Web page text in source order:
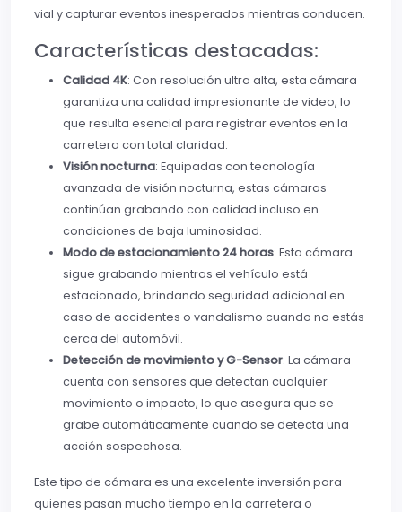
vial y capturar eventos inesperados mientras conducen.
Características destacadas:
Calidad 4K: Con resolución ultra alta, esta cámara
garantiza una calidad impresionante de video, lo
que resulta esencial para registrar eventos en la
carretera con total claridad.
Visión nocturna: Equipadas con tecnología
avanzada de visión nocturna, estas cámaras
continúan grabando con calidad incluso en
condiciones de baja luminosidad.
Modo de estacionamiento 24 horas: Esta cámara
sigue grabando mientras el vehículo está
estacionado, brindando seguridad adicional en
caso de accidentes o vandalismo cuando no estás
cerca del automóvil.
Detección de movimiento y G-Sensor: La cámara
cuenta con sensores que detectan cualquier
movimiento o impacto, lo que asegura que se
grabe automáticamente cuando se detecta una
acción sospechosa.
Este tipo de cámara es una excelente inversión para
quienes pasan mucho tiempo en la carretera o